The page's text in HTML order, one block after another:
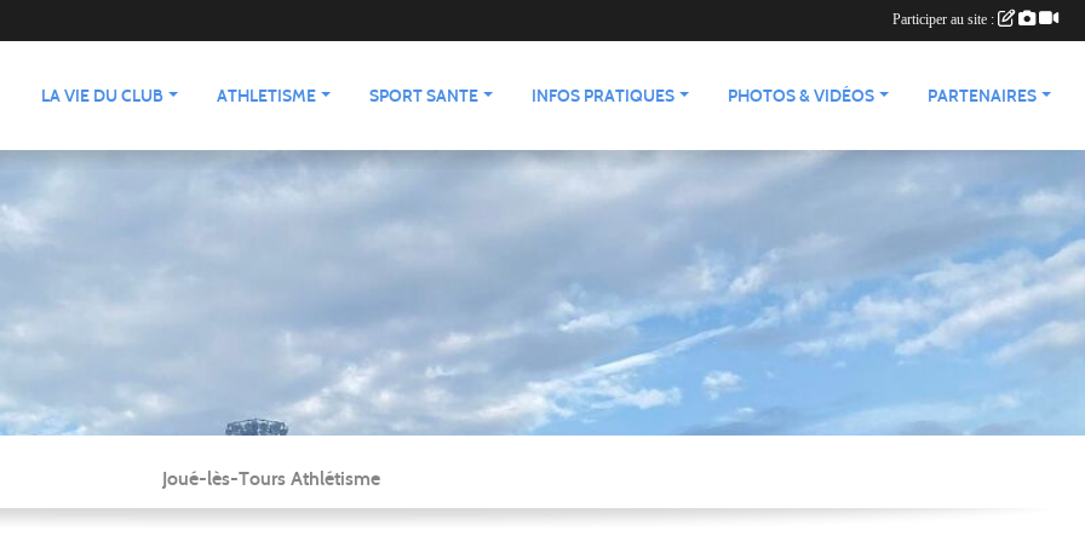
LA VIE DU CLUB ATHLETISME SPORT SANTE INFOS PRATIQUES PHOTOS & VIDÉOS PARTENAIRES
Joué-lès-Tours Athlétisme
Participer au site :